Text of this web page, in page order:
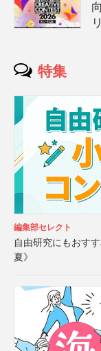
特集
編集部セレクト
自由研究にもおす
夏》